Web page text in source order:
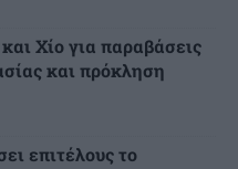
Χίο για παραβάσεις
και πρόκληση
επιτέλους το